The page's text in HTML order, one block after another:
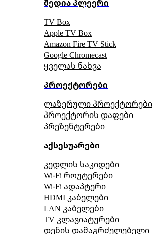
მედია პლეერი
TV Box
Apple TV Box
Amazon Fire TV Stick
Google Chromecast
ყველას ნახვა
პროექტორები
ლაზერული პროექტორები
პროექტორის დაფები
პრეზენტერები
აქსესუარები
კედლის საკიდები
Wi-Fi როუტერები
Wi-Fi ადაპტერი
HDMI კაბელები
LAN კაბელები
TV კლავიატურები
დენის დამაგრძელებელი